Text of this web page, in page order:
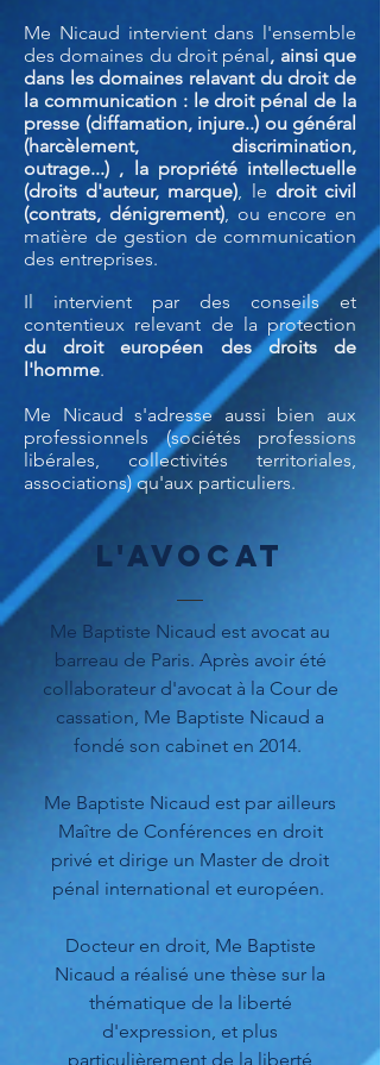
Me Nicaud intervient dans l'ensemble
des domaines du droit pénal, ainsi que
dans les domaines relavant du droit de
la communication : le droit pénal de la
presse (diffamation, injure..) ou général
(harcèlement, discrimination,
outrage...) , la propriété intellectuelle
(droits d'auteur, marque), le droit civil
(contrats, dénigrement), ou encore en
matière de gestion de communication
des entreprises.
Il intervient par des conseils et
contentieux relevant de la protection
du droit européen des droits de
l'homme.
Me Nicaud s'adresse aussi bien aux
professionnels (sociétés professions
libérales, collectivités territoriales,
associations) qu'aux particuliers.
L'AVOCAT
Me Baptiste Nicaud est avocat au
barreau de Paris. Après avoir été
collaborateur d'avocat à la Cour de
cassation, Me Baptiste Nicaud a
fondé son cabinet en 2014.
Me Baptiste Nicaud est par ailleurs
Maître de Conférences en droit
privé et dirige un Master de droit
pénal international et européen.
Docteur en droit, Me Baptiste
Nicaud a réalisé une thèse sur la
thématique de la liberté
d'expression, et plus
particulièrement de la liberté